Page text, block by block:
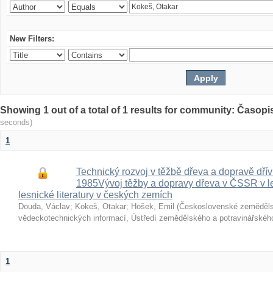
New Filters:
Showing 1 out of a total of 1 results for community:
seconds)
1
Technický rozvoj v těžbě dřeva a dopravě
1985Vývoj těžby a dopravy dřeva v ČSSR v
lesnické literatury v českých zemích
Douda, Václav; Kokeš, Otakar; Hošek, Emil (Československé
vědeckotechnických informací, Ústředí zemědělského a
1